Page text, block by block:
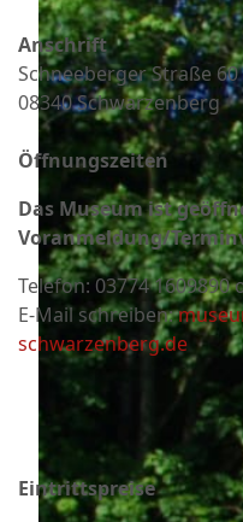
Anschrift
Schneeberger Straße 60
08340 Schwarzenberg
Öffnungszeiten
Das Museum ist
Voranmeldung/
Telefon: 03774 1609890
E-Mail schreiben:
schwarzenberg.de
Eintrittspreise